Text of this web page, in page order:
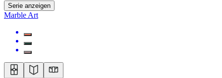
Serie anzeigen
Marble Art